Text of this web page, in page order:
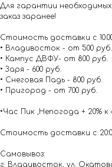
Для гарантии
заказ заранее!
Стоимость доставки с
• Владивосток - от 500 руб.
• Кампус ДВФУ- от 800 руб.
• Заря - 600 руб.
• Снеговая Падь - 800 руб.
• Пригород - от 700 руб.
•Час Пик ,Непогода + 20%
Стоимость доставки с 20:00
Самовывоз:
г. Владивосток, ул.